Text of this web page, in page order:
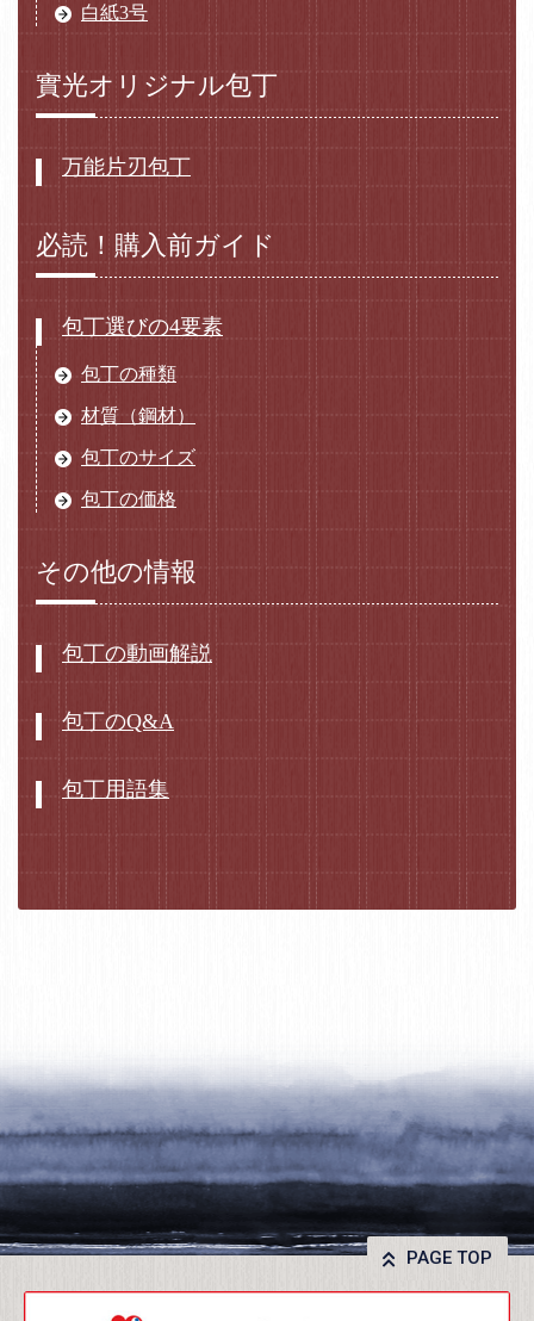
白紙3号
實光オリジナル包丁
万能片刃包丁
必読！購入前ガイド
包丁選びの4要素
包丁の種類
材質（鋼材）
包丁のサイズ
包丁の価格
その他の情報
包丁の動画解説
包丁のQ&A
包丁用語集
PAGE TOP